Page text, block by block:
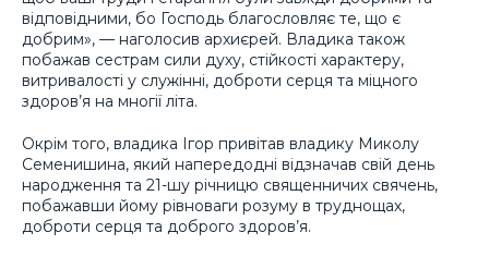
відповідними, бо Господь благословляє те, що є
добрим», — наголосив архиєрей. Владика також
побажав сестрам сили духу, стійкості характеру,
витривалості у служінні, доброти серця та міцного
здоров’я на многії літа.
Окрім того, владика Ігор привітав владику Миколу
Семенишина, який напередодні відзначав свій день
народження та 21-шу річницю священничих свячень,
побажавши йому рівноваги розуму в труднощах,
доброти серця та доброго здоров’я.